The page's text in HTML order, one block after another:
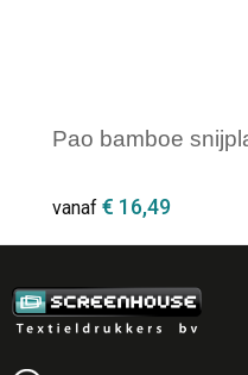
Pao bamboe
vanaf € 16,49
Minimale